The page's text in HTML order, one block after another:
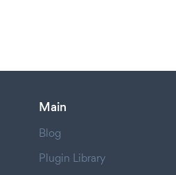
Main
Blog
Plugin Library